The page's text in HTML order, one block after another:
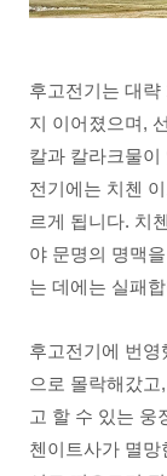
후고전기는 대
지 이어졌으며,
칼과 칼라크물
전기에는 치첸
르게 됩니다. 치
야 문명의 명맥
는 데에는 실패
후고전기에 번영
으로 몰락해갔
고 할 수 있는 웅
첸이트사가 멸망